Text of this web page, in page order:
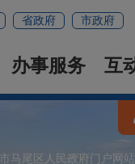
省政府 市政府
办事服务 互
马尾区人民政府门户网站